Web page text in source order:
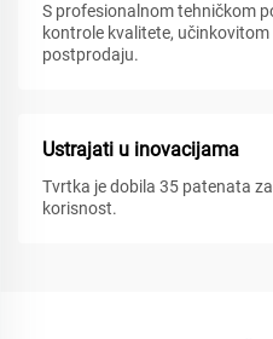
S profesionalnom tehničkom
kontrole kvalitete,
postprodaju.
Ustrajati u inovacijama
Tvrtka je dobila 35 patenata
korisnost.